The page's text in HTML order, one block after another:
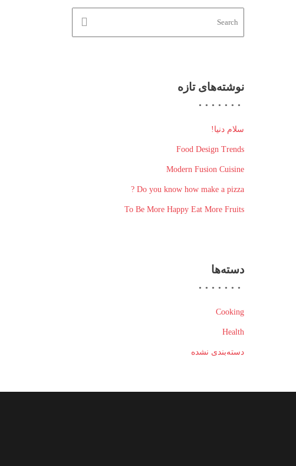
نوشته‌های تازه
سلام دنیا!
Food Design Trends
Modern Fusion Cuisine
Do you know how make a pizza ?
To Be More Happy Eat More Fruits
دسته‌ها
Cooking
Health
دسته‌بندی نشده